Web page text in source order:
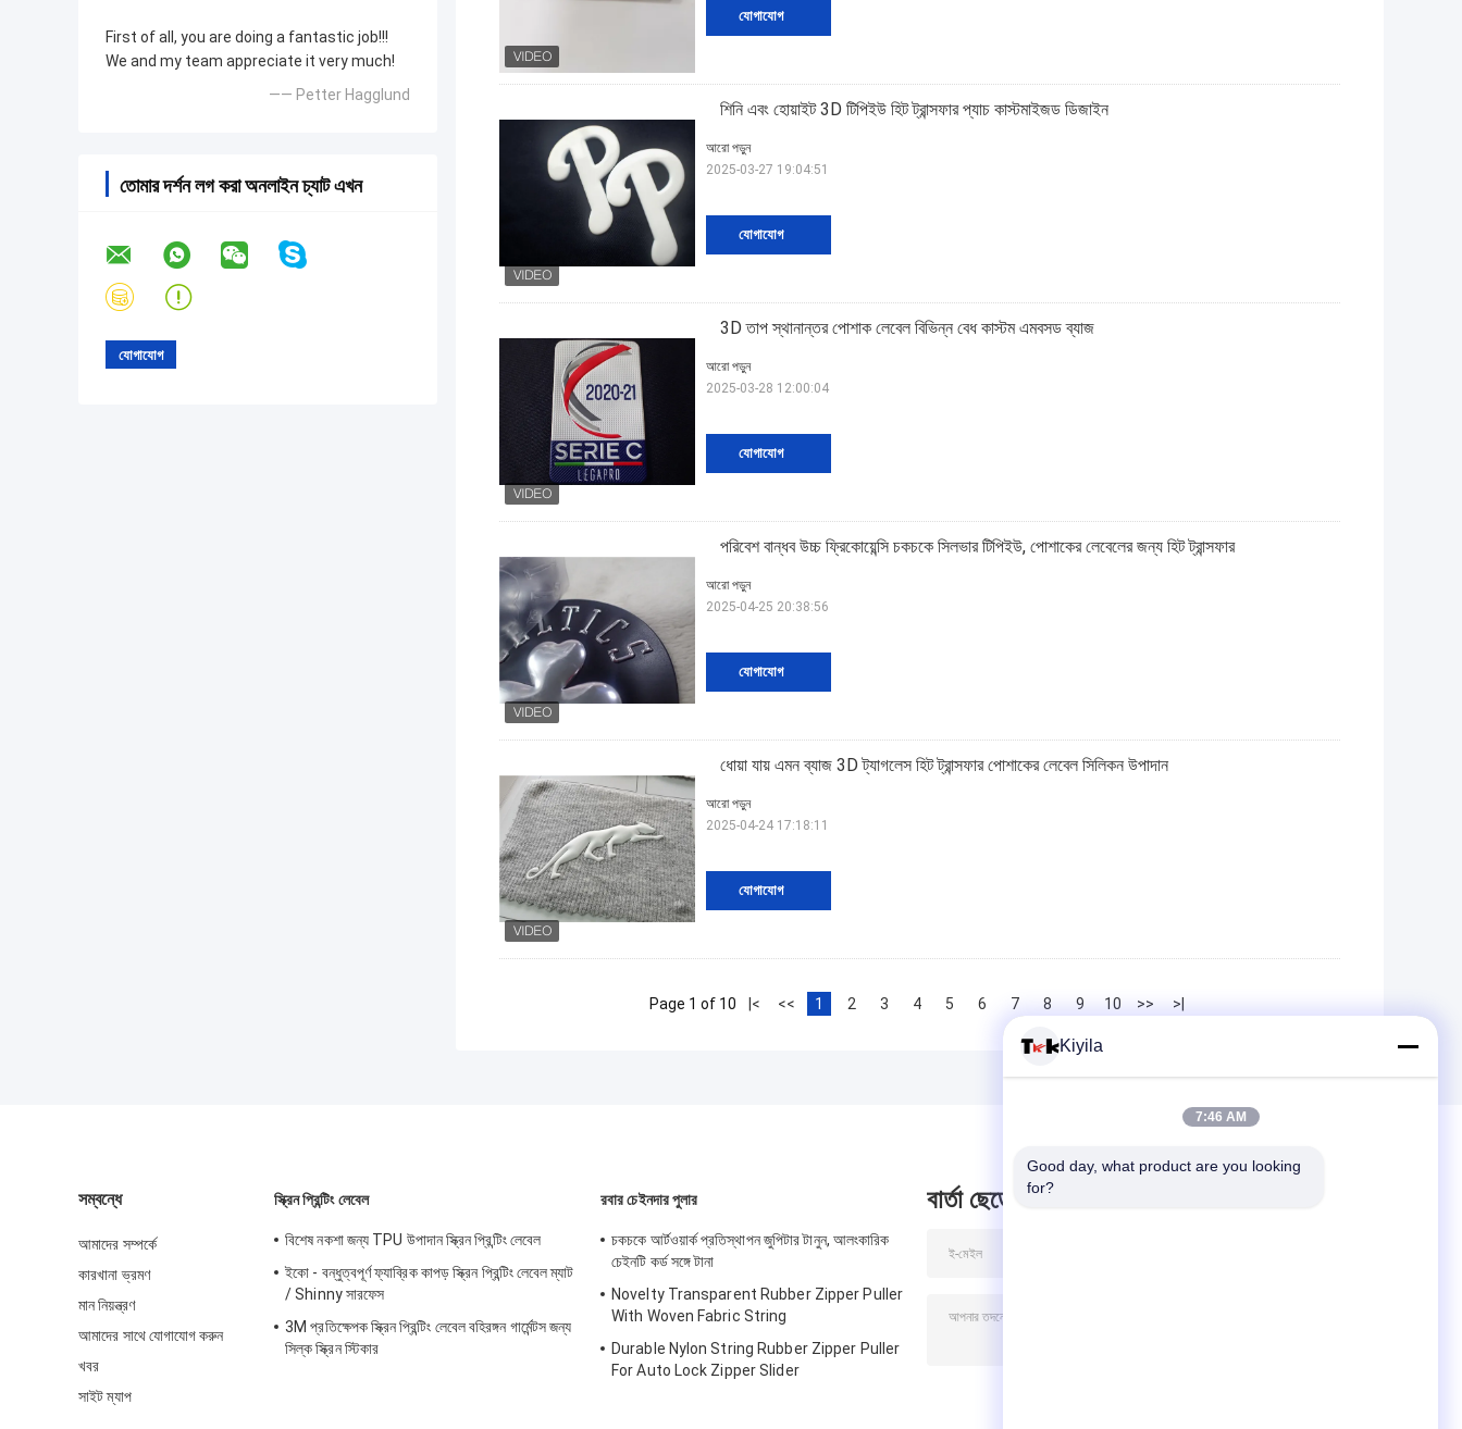
First of all, you are doing a fantastic job!!!
We and my team appreciate it very much!
—— Petter Hagglund
তোমার দর্শন লগ করা অনলাইন চ্যাট এখন
যোগাযোগ
শিনি এবং হোয়াইট 3D টিপিইউ হিট ট্রান্সফার প্যাচ কাস্টমাইজড ডিজাইন
যোগাযোগ
আরো পড়ুন
2025-03-27 19:04:51
3D তাপ স্থানান্তর পোশাক লেবেল বিভিন্ন বেধ কাস্টম এমবসড ব্যাজ
যোগাযোগ
আরো পড়ুন
2025-03-28 12:00:04
পরিবেশ বান্ধব উচ্চ ফ্রিকোয়েন্সি চকচকে সিলভার টিপিইউ, পোশাকের লেবেলের জন্য হিট ট্রান্সফার
যোগাযোগ
আরো পড়ুন
2025-04-25 20:38:56
ধোয়া যায় এমন ব্যাজ 3D ট্যাগলেস হিট ট্রান্সফার পোশাকের লেবেল সিলিকন উপাদান
যোগাযোগ
আরো পড়ুন
2025-04-24 17:18:11
Page 1 of 10 |< << 1 2 3 4 5 6 7 8 9 10 >> >|
সম্বন্ধে
আমাদের সম্পর্কে
কারখানা ভ্রমণ
মান নিয়ন্ত্রণ
আমাদের সাথে যোগাযোগ করুন
খবর
সাইট ম্যাপ
স্ক্রিন প্রিন্টিং লেবেল
বিশেষ নকশা জন্য TPU উপাদান স্ক্রিন প্রিন্টিং লেবেল
ইকো - বন্ধুত্বপূর্ণ ফ্যাব্রিক কাপড় স্ক্রিন প্রিন্টিং লেবেল ম্যাট
/ Shinny সারফেস
3M প্রতিক্ষেপক স্ক্রিন প্রিন্টিং লেবেল বহিরঙ্গন গার্মেন্টস জন্য
সিল্ক স্ক্রিন স্টিকার
রবার চেইনদার পুলার
চকচকে আর্টওয়ার্ক প্রতিস্থাপন জুপিটার টানুন, আলংকারিক
চেইনটি কর্ড সঙ্গে টানা
Novelty Transparent Rubber Zipper Puller
With Woven Fabric String
Durable Nylon String Rubber Zipper Puller
For Auto Lock Zipper Slider
বার্তা ছেড়ে
Kiyila
7:46 AM
Good day, what product are you looking
for?